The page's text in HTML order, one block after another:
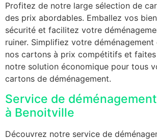
Profitez de notre large sélection de
des prix abordables. Emballez vos
sécurité et facilitez votre
ruiner. Simplifiez votre
nos cartons à prix compétitifs et
notre solution économique pour tous
cartons de déménagement.
Service de
à Benoitville
Découvrez notre service de